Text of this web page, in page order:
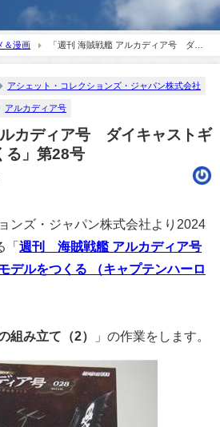
＆漫画
「週刊 海賊戦艦 アルカディア号 ダイ
アシェット・コレクションズ・ジャパン株式会社
アルカディア号
ルカディア号 ダイキャストギ
る」第28号
ンズ・ジャパン株式会社より2024
週刊 海賊戦艦 アルカディア号
デルをつくる （キャプテンハーロ
組み立て（2） 」の作業をします。